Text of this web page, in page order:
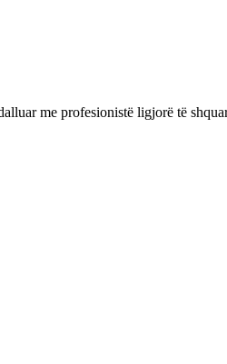
me profesionistë ligjorë të